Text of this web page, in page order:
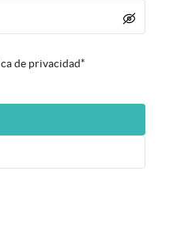
de privacidad*